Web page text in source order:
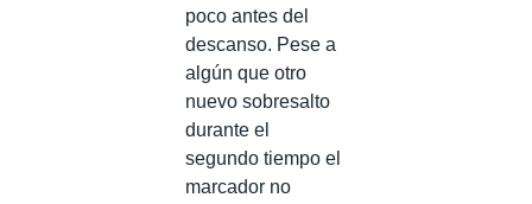
poco antes del
descanso. Pese a
algún que otro
nuevo sobresalto
durante el
segundo tiempo el
marcador no